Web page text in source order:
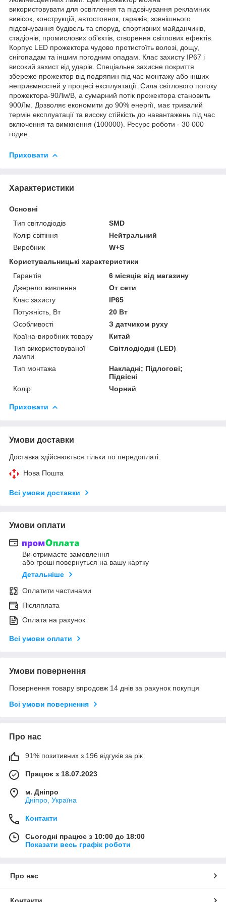
використовувати для освітлення та підсвічування рекламних
вивісок, конструкцій, автостоянок, гаражів, зовнішнього
підсвічування будівель та споруд, спортивних майданчиків,
стадіонів, промислових об'єктів, створення світлових ефектів.
Корпус LED прожектора чудово протистоїть волозі, дощу,
снігопадам та іншим погодним опадам. Клас захисту IP67 і
високий захист від ударів. Спеціальне захисне покриття
збереже прожектор від подряпин під час монтажу або інших
неприємностей у процесі експлуатації. Сила світлового потоку
прожектора-90Лм/В, а сумарний потік прожектора становить
900Лм. Дозволяє економити до 90% енергії, має тривалий
термін експлуатації та високу стійкість до навантажень під час
включення та вимкнення (100000). Ресурс роботи - 30 000
годин.
Приховати
Характеристики
Основні
Тип світлодіодів
SMD
Колір світіння
Нейтральний
Виробник
W+S
Користувальницькі характеристики
Гарантія
6 місяців від магазину
Джерело живлення
От сети
Клас захисту
IP65
Потужність, Вт
20 Вт
Особливості
З датчиком руху
Країна-виробник товару
Китай
Тип використовуваної
лампи
Світлодіодні (LED)
Тип монтажа
Накладні; Підлогові;
Підвісні
Колір
Чорний
Приховати
Умови доставки
Доставка здійснюється тільки по передоплаті.
Нова Пошта
Всі умови доставки
Умови оплати
Ви отримаєте замовлення
або гроші повернуться на вашу картку
Детальніше
Оплатити частинами
Післяплата
Оплата на рахунок
Всі умови оплати
Умови повернення
Повернення товару впродовж 14 днів за рахунок покупця
Всі умови повернення
Про нас
91% позитивних з 196 відгуків за рік
Працює з 18.07.2023
м. Дніпро
Дніпро, Україна
Контакти
Сьогодні працює з 10:00 до 18:00
Показати весь графік роботи
Про нас